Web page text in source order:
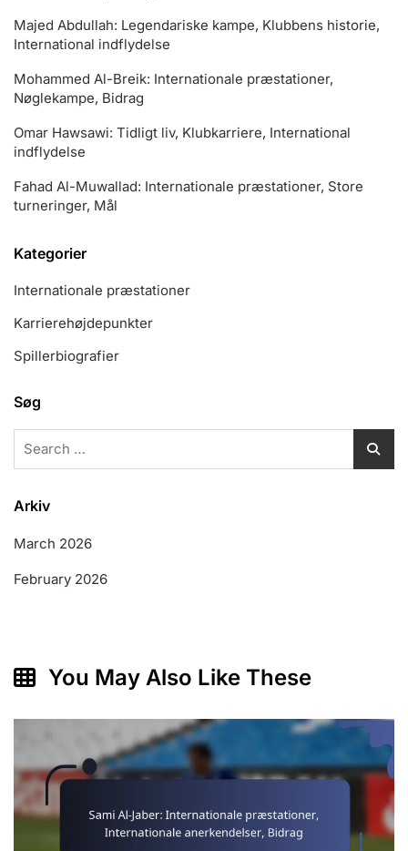
Majed Abdullah: Legendariske kampe, Klubbens historie,
International indflydelse
Mohammed Al-Breik: Internationale præstationer,
Nøglekampe, Bidrag
Omar Hawsawi: Tidligt liv, Klubkarriere, International
indflydelse
Fahad Al-Muwallad: Internationale præstationer, Store
turneringer, Mål
Kategorier
Internationale præstationer
Karrierehøjdepunkter
Spillerbiografier
Søg
Arkiv
March 2026
February 2026
You May Also Like These